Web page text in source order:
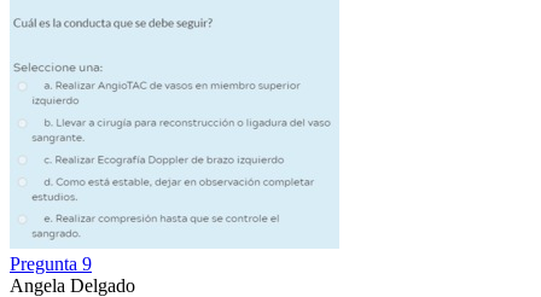
Pregunta 9
Angela Delgado